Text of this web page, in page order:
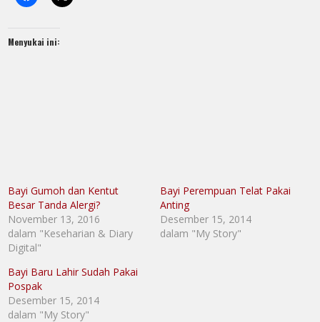
Menyukai ini:
Bayi Gumoh dan Kentut
Besar Tanda Alergi?
November 13, 2016
dalam "Keseharian & Diary
Digital"
Bayi Perempuan Telat Pakai
Anting
Desember 15, 2014
dalam "My Story"
Bayi Baru Lahir Sudah Pakai
Pospak
Desember 15, 2014
dalam "My Story"